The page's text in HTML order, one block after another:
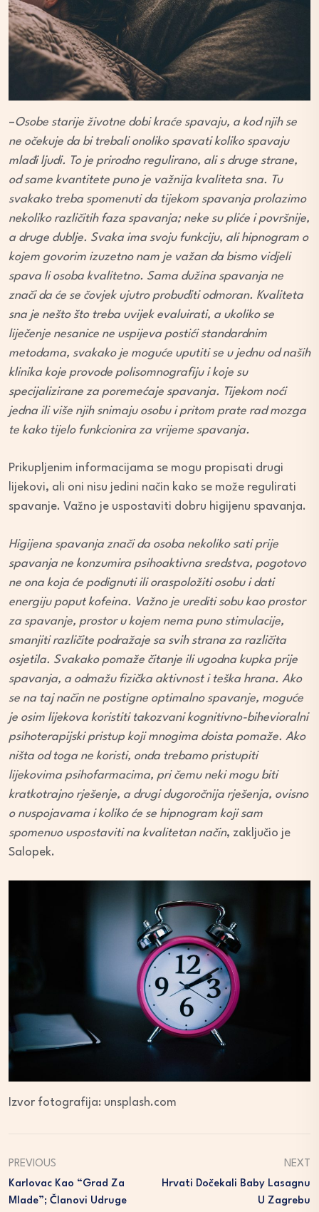
–Osobe starije životne dobi kraće spavaju, a kod njih se
ne očekuje da bi trebali onoliko spavati koliko spavaju
mlađi ljudi. To je prirodno regulirano, ali s druge strane,
od same kvantitete puno je važnija kvaliteta sna. Tu
svakako treba spomenuti da tijekom spavanja prolazimo
nekoliko različitih faza spavanja; neke su pliće i površnije,
a druge dublje. Svaka ima svoju funkciju, ali hipnogram o
kojem govorim izuzetno nam je važan da bismo vidjeli
spava li osoba kvalitetno. Sama dužina spavanja ne
znači da će se čovjek ujutro probuditi odmoran. Kvaliteta
sna je nešto što treba uvijek evaluirati, a ukoliko se
liječenje nesanice ne uspijeva postići standardnim
metodama, svakako je moguće uputiti se u jednu od naših
klinika koje provode polisomnografiju i koje su
specijalizirane za poremećaje spavanja. Tijekom noći
jedna ili više njih snimaju osobu i pritom prate rad mozga
te kako tijelo funkcionira za vrijeme spavanja.
Prikupljenim informacijama se mogu propisati drugi
lijekovi, ali oni nisu jedini način kako se može regulirati
spavanje. Važno je uspostaviti dobru higijenu spavanja.
Higijena spavanja znači da osoba nekoliko sati prije
spavanja ne konzumira psihoaktivna sredstva, pogotovo
ne ona koja će podignuti ili oraspoložiti osobu i dati
energiju poput kofeina. Važno je urediti sobu kao prostor
za spavanje, prostor u kojem nema puno stimulacije,
smanjiti različite podražaje sa svih strana za različita
osjetila. Svakako pomaže čitanje ili ugodna kupka prije
spavanja, a odmažu fizička aktivnost i teška hrana. Ako
se na taj način ne postigne optimalno spavanje, moguće
je osim lijekova koristiti takozvani kognitivno-bihevioralni
psihoterapijski pristup koji mnogima doista pomaže. Ako
ništa od toga ne koristi, onda trebamo pristupiti
lijekovima psihofarmacima, pri čemu neki mogu biti
kratkotrajno rješenje, a drugi dugoročnija rješenja, ovisno
o nuspojavama i koliko će se hipnogram koji sam
spomenuo uspostaviti na kvalitetan način, zaključio je
Salopek.
Izvor fotografija: unsplash.com
PREVIOUS
Karlovac Kao “Grad Za
Mlade”; Članovi Udruge
NEXT
Hrvati Dočekali Baby Lasagnu
U Zagrebu